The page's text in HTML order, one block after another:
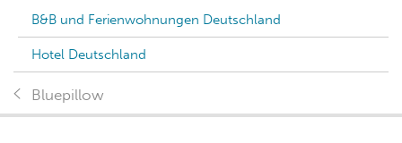
B&B und Ferienwohnungen Deutschland
Hotel Deutschland
Bluepillow